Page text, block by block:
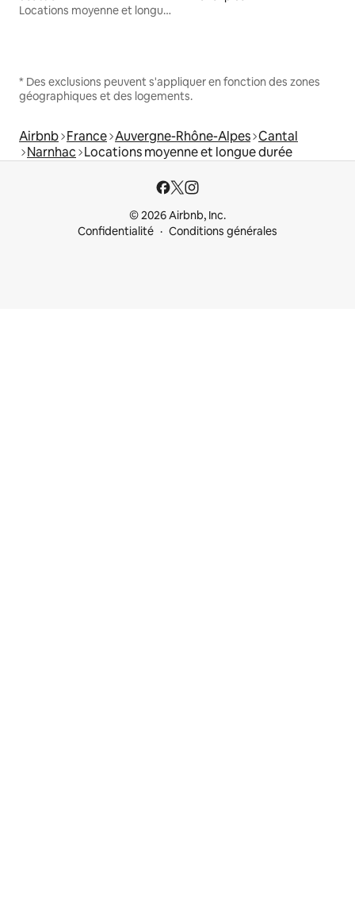
Locations moyenne et longue durée
* Des exclusions peuvent s'appliquer en fonction des zones
géographiques et des logements.
Airbnb France Auvergne-Rhône-Alpes Cantal
Narnhac Locations moyenne et longue durée
© 2026 Airbnb, Inc.
Confidentialité
Conditions générales